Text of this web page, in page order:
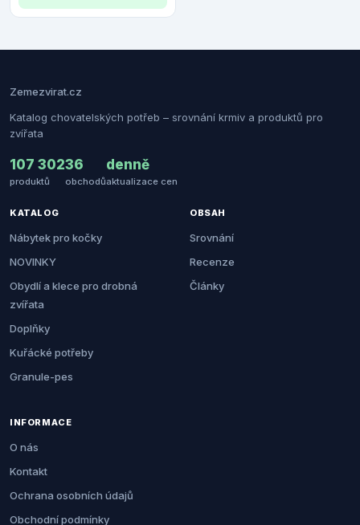
Zemezvirat.cz
Katalog chovatelských potřeb – srovnání krmiv a produktů pro
zvířata
107 302
produktů
36
obchodů
denně
aktualizace cen
KATALOG
Nábytek pro kočky
NOVINKY
Obydlí a klece pro drobná
zvířata
Doplňky
Kuřácké potřeby
Granule-pes
OBSAH
Srovnání
Recenze
Články
INFORMACE
O nás
Kontakt
Ochrana osobních údajů
Obchodní podmínky